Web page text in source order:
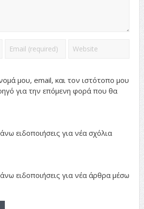
μου, email, και τον ιστότοπο μου
για την επόμενη φορά που θα
ειδοποιήσεις για νέα σχόλια
ειδοποιήσεις για νέα άρθρα μέσω